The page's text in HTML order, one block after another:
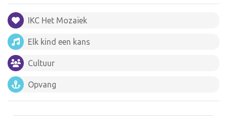
IKC Het Mozaïek
Elk kind een kans
Cultuur
Opvang